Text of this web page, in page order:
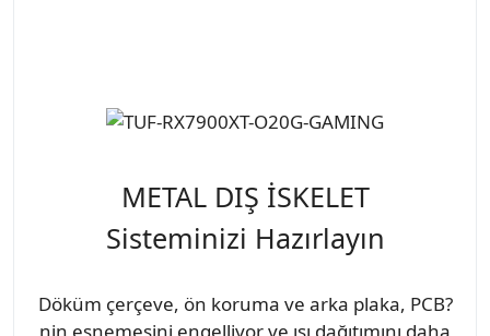
METAL DIŞ İSKELET
Sisteminizi Hazırlayın
Döküm çerçeve, ön koruma ve arka plaka, PCB?